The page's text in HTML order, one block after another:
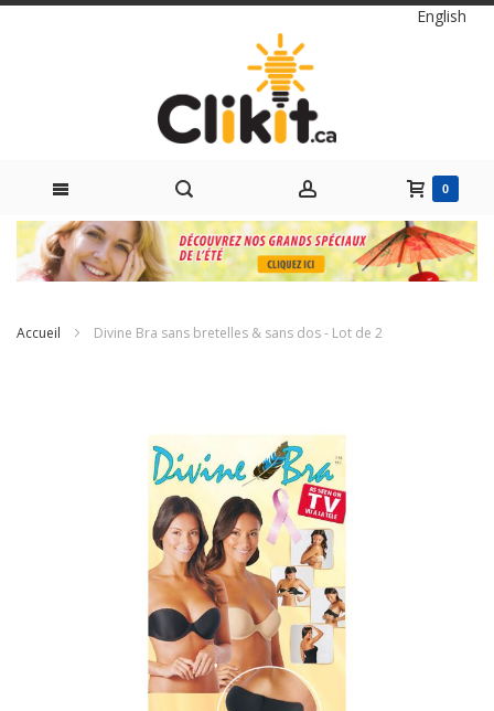
Langue
English
00 items
Skip
to
Accueil Divine Bra sans bretelles & sans dos - Lot de 2